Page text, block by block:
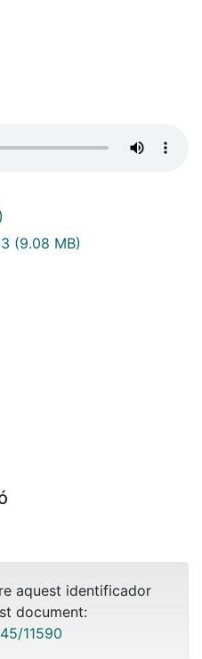
(9.08 MB)
aquest identificador
document:
11590